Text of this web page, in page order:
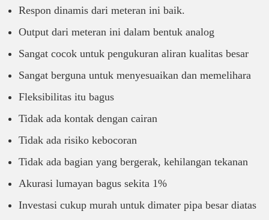
Respon dinamis dari meteran ini baik.
Output dari meteran ini dalam bentuk analog
Sangat cocok untuk pengukuran aliran kualitas besar
Sangat berguna untuk menyesuaikan dan memelihara
Fleksibilitas itu bagus
Tidak ada kontak dengan cairan
Tidak ada risiko kebocoran
Tidak ada bagian yang bergerak, kehilangan tekanan
Akurasi lumayan bagus sekita 1%
Investasi cukup murah untuk dimater pipa besar diatas